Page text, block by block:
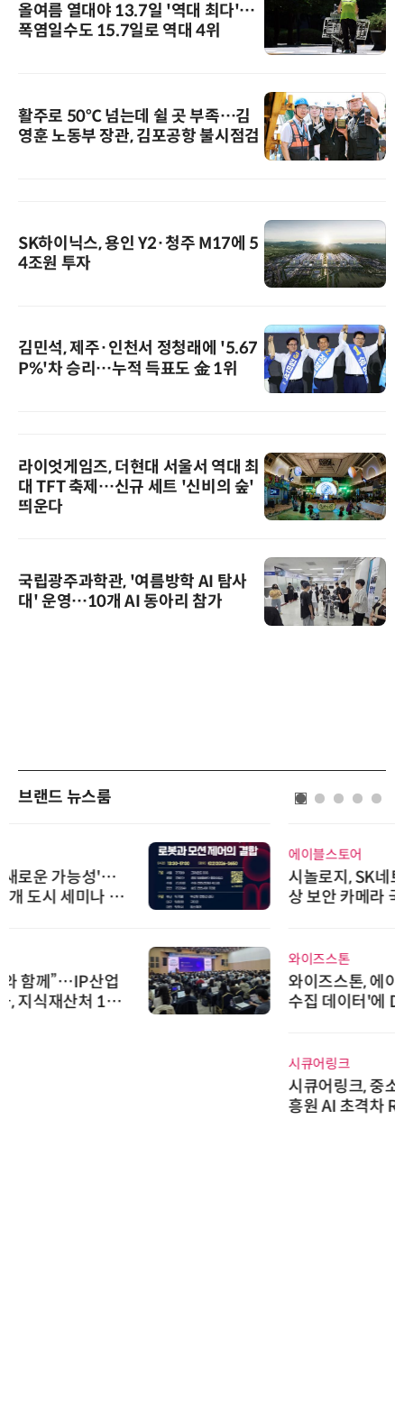
올여름 열대야 13.7일 '역대 최다'…
폭염일수도 15.7일로 역대 4위
활주로 50℃ 넘는데 쉴 곳 부족…김
영훈 노동부 장관, 김포공항 불시점검
SK하이닉스, 용인 Y2·청주 M17에 5
4조원 투자
김민석, 제주·인천서 정청래에 '5.67
P%'차 승리…누적 득표도 金 1위
라이엇게임즈, 더현대 서울서 역대 최
대 TFT 축제…신규 세트 '신비의 숲'
띄운다
국립광주과학관, '여름방학 AI 탐사
대' 운영…10개 AI 동아리 참가
브랜드 뉴스룸
시놀로지, SK네트웍스서비스와 영
상 보안 카메라 국내 독점 판매 파
와이즈스톤, 에이데이타 'SCV 기반
수집 데이터'에 DQ인증 최고 등급